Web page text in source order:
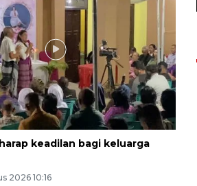
keadilan bagi keluarga
2026 10:16